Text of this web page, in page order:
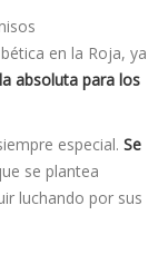
en la Roja, ya
absoluta para los
especial. Se
se plantea
luchando por sus